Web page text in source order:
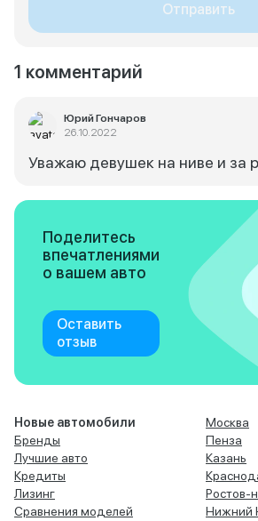
Отправить
1 комментарий
Юрий Гончаров
26.10.2022
Уважаю девушек на ниве и за
Поделитесь
впечатлениями
о вашем авто
Оставить
отзыв
Новые автомобили
Бренды
Лучшие авто
Кредиты
Лизинг
Сравнения моделей
Москва
Пенза
Казань
Ростов-
Нижний